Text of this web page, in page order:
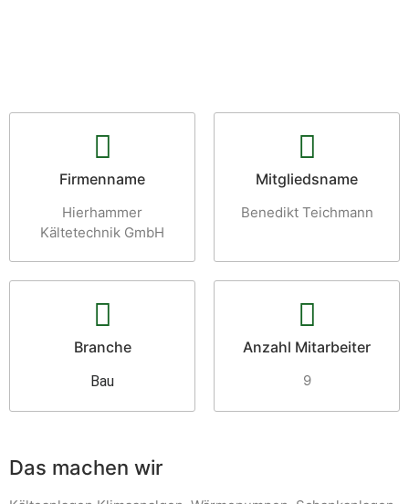
Firmenname
Hierhammer
Kältetechnik GmbH
Mitgliedsname
Benedikt Teichmann
Branche
Bau
Anzahl Mitarbeiter
9
Das machen wir